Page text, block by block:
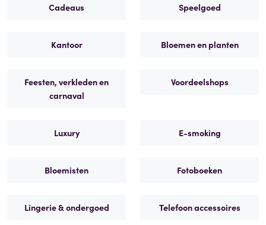
Cadeaus Speelgoed
Kantoor Bloemen en planten
Feesten, verkleden en
carnaval
Voordeelshops
Luxury E-smoking
Bloemisten Fotoboeken
Lingerie & ondergoed Telefoon accessoires